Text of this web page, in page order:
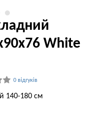
White
0 відгуків
140-180 см